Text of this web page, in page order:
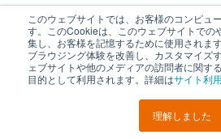
このウェブサイトでは、お客様のコンピュ
す。このCookieは、このウェブサイトでの
集し、お客様を記憶するために使用されま
ブラウジング体験を改善し、カスタマイズ
ェブサイトや他のメディアの訪問者に関す
目的として利用されます。詳細はサイト利
理解しました
Follow Us